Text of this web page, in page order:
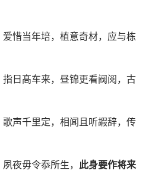
惜当年培，植意奇材，应与栋
日髙车来，昼锦更看阀阅，古
声千里定，相闻且听嘏辞，传
夜毋令忝所生，
此身要作将来